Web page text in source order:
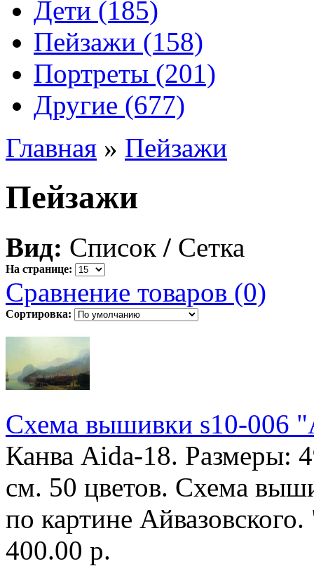
Дети (185)
Пейзажи (158)
Портреты (201)
Другие (677)
Главная » Пейзажи
Пейзажи
Вид: Список / Сетка
На странице:
Сравнение товаров (0)
Сортировка:
Схема вышивки s10-006
Канва Aida-18. Размеры:
см. 50 цветов. Схема
по картине
400.00 р.